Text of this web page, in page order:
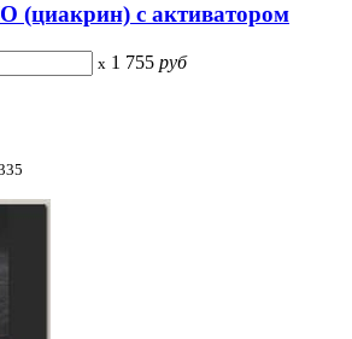
(циакрин) с активатором
x 1 755 руб